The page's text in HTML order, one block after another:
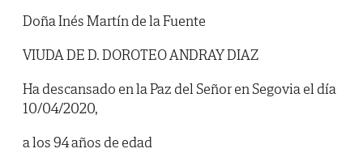
Doña Inés Martín de la Fuente
VIUDA DE D. DOROTEO ANDRAY DIAZ
Ha descansado en la Paz del Señor en Segovia el día
10/04/2020,
a los 94 años de edad